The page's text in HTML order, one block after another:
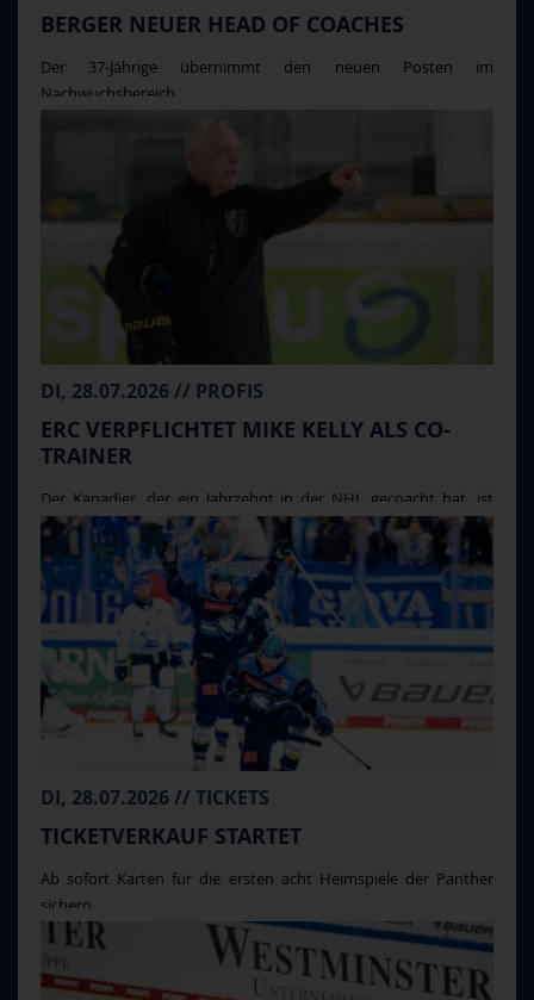
BERGER NEUER HEAD OF COACHES
Der 37-Jährige übernimmt den neuen Posten im
Nachwuchsbereich ...
DI, 28.07.2026 // PROFIS
ERC VERPFLICHTET MIKE KELLY ALS CO-
TRAINER
Der Kanadier, der ein Jahrzehnt in der NHL gecoacht hat, ist
künftig Teil des Trainerteams der Panther ...
DI, 28.07.2026 // TICKETS
TICKETVERKAUF STARTET
Ab sofort Karten für die ersten acht Heimspiele der Panther
sichern ...